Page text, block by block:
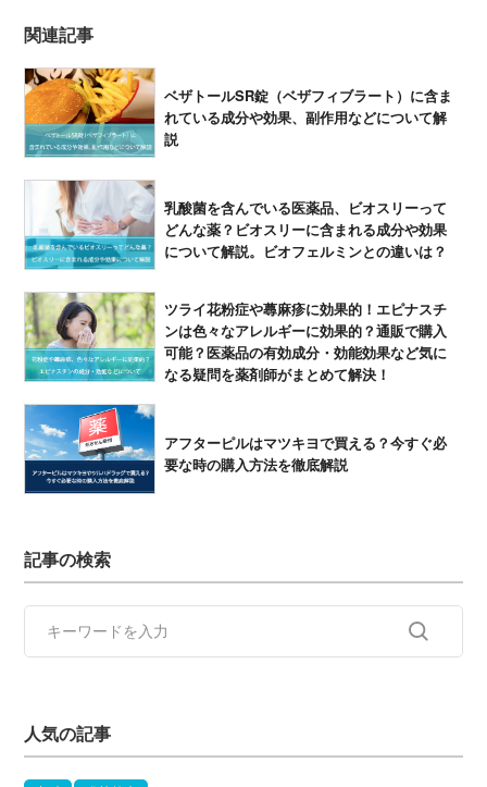
関連記事
ベザトールSR錠（ベザフィブラート）に含ま
れている成分や効果、副作用などについて解
説
乳酸菌を含んでいる医薬品、ビオスリーって
どんな薬？ビオスリーに含まれる成分や効果
について解説。ビオフェルミンとの違いは？
ツライ花粉症や蕁麻疹に効果的！エピナスチ
ンは色々なアレルギーに効果的？通販で購入
可能？医薬品の有効成分・効能効果など気に
なる疑問を薬剤師がまとめて解決！
アフターピルはマツキヨで買える？今すぐ必
要な時の購入方法を徹底解説
記事の検索
人気の記事